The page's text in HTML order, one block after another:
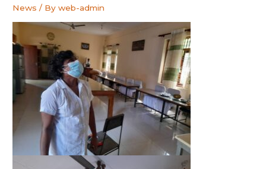
News / Byweb-admin